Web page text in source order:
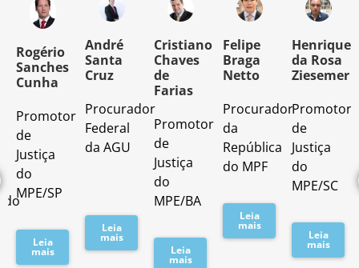
Rogério
Sanches
Cunha
Promotor
de
Justiça
do
MPE/SP
Leia
mais
André
Santa
Cruz
Procurador
Federal
da AGU
Leia
mais
Cristiano
Chaves
de
Farias
Promotor
de
Justiça
do
MPE/BA
Leia
mais
Felipe
Braga
Netto
Procurador
da
República
do MPF
Leia
mais
Henrique
da Rosa
Ziesemer
Promotor
de
Justiça
do
MPE/SC
Leia
mais